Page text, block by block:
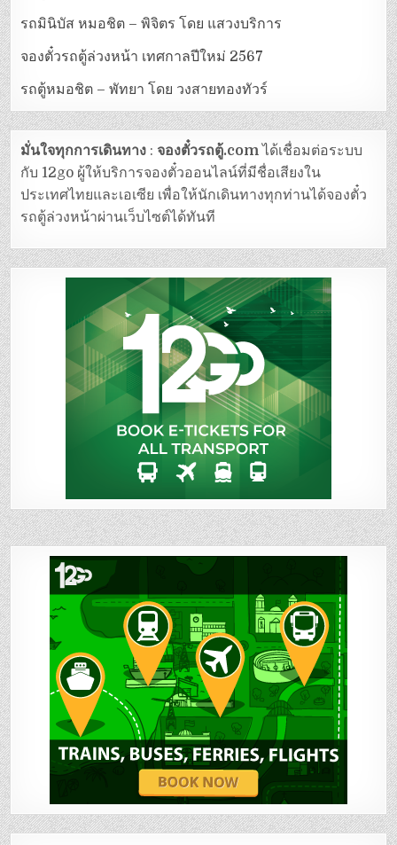
รถมินิบัส หมอชิต – พิจิตร โดย แสวงบริการ
จองตั๋วรถตู้ล่วงหน้า เทศกาลปีใหม่ 2567
รถตู้หมอชิต – พัทยา โดย วงสายทองทัวร์
มั่นใจทุกการเดินทาง :จองตั๋วรถตู้.comได้เชื่อมต่อระบบ
กับ 12go ผู้ให้บริการจองตั๋วออนไลน์ที่มีชื่อเสียงใน
ประเทศไทยและเอเซีย เพื่อให้นักเดินทางทุกท่านได้จองตั๋ว
รถตู้ล่วงหน้าผ่านเว็บไซต์ได้ทันที